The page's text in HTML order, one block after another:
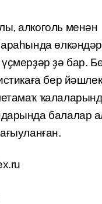
алкоголь менән
өлкәндәр
ҙә бар.
бер
балалар